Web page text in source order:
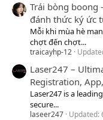
Trái bòng boong
đánh thức ký ức
Mỗi khi mùa hè
chợt đến chợt...
traicayhp-12
Laser247 –
Registration,
Laser247 is a
secure...
laseer247 Updated: